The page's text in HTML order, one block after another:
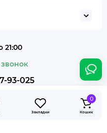
Закладки
0
Кошик
21:00
93-025